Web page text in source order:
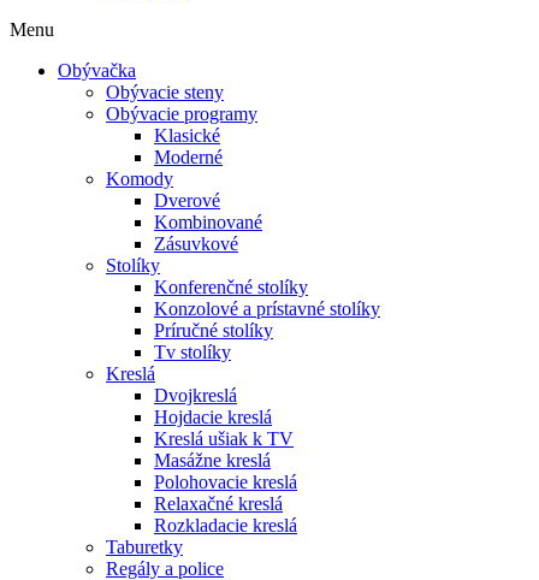
Menu
Obývačka
Obývacie steny
Obývacie programy
Klasické
Moderné
Komody
Dverové
Kombinované
Zásuvkové
Stolíky
Konferenčné stolíky
Konzolové a prístavné stolíky
Príručné stolíky
Tv stolíky
Kreslá
Dvojkreslá
Hojdacie kreslá
Kreslá ušiak k TV
Masážne kreslá
Polohovacie kreslá
Relaxačné kreslá
Rozkladacie kreslá
Taburetky
Regály a police